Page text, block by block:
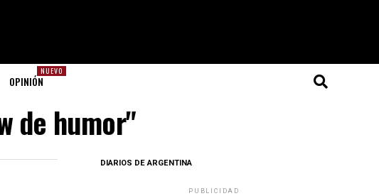
NUEVO
OPINIÓN
de humor"
DIARIOS DE ARGENTINA
PUBLICIDAD